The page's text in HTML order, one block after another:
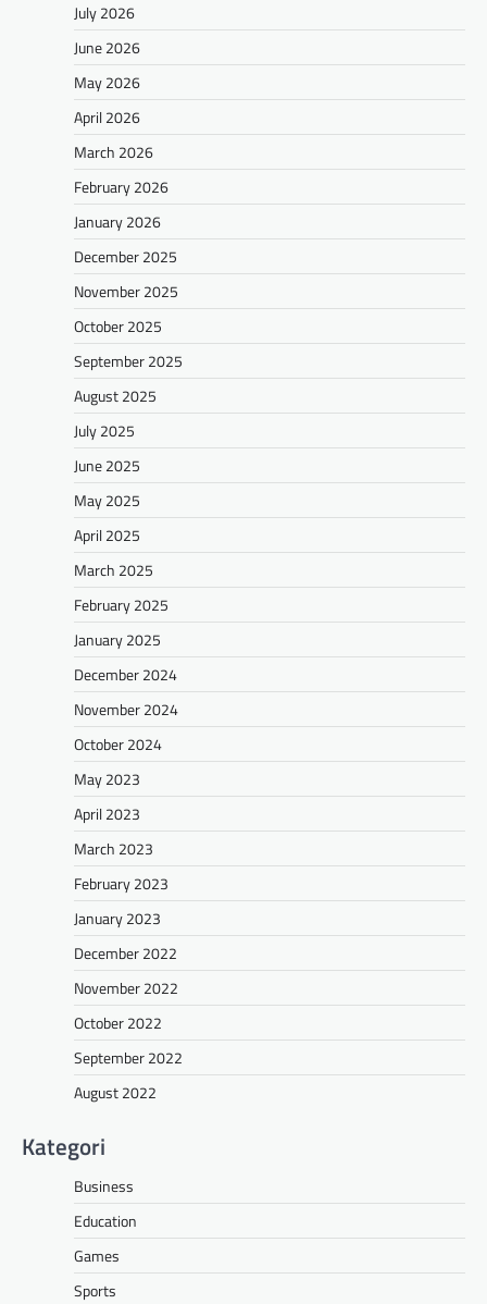
July 2026
June 2026
May 2026
April 2026
March 2026
February 2026
January 2026
December 2025
November 2025
October 2025
September 2025
August 2025
July 2025
June 2025
May 2025
April 2025
March 2025
February 2025
January 2025
December 2024
November 2024
October 2024
May 2023
April 2023
March 2023
February 2023
January 2023
December 2022
November 2022
October 2022
September 2022
August 2022
Kategori
Business
Education
Games
Sports